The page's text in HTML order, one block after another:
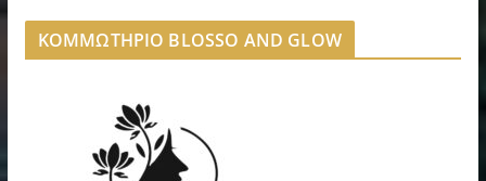
ΚΟΜΜΩΤΗΡΙΟ BLOSSO AND GLOW